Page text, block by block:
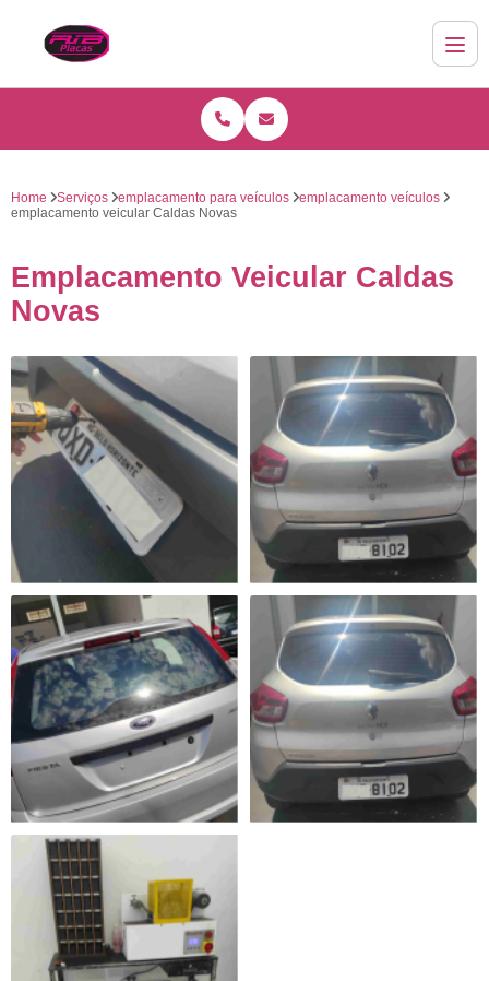
Home Serviços emplacamento para veículos
emplacamento veículos
emplacamento veicular Caldas Novas
Emplacamento Veicular Caldas
Novas